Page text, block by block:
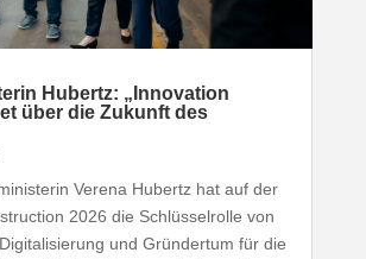
Hubertz: „Inno­vation
über die Zukunft des
Verena Hubertz hat auf der
2026 die Schlüsselrolle von
und Gründertum für die